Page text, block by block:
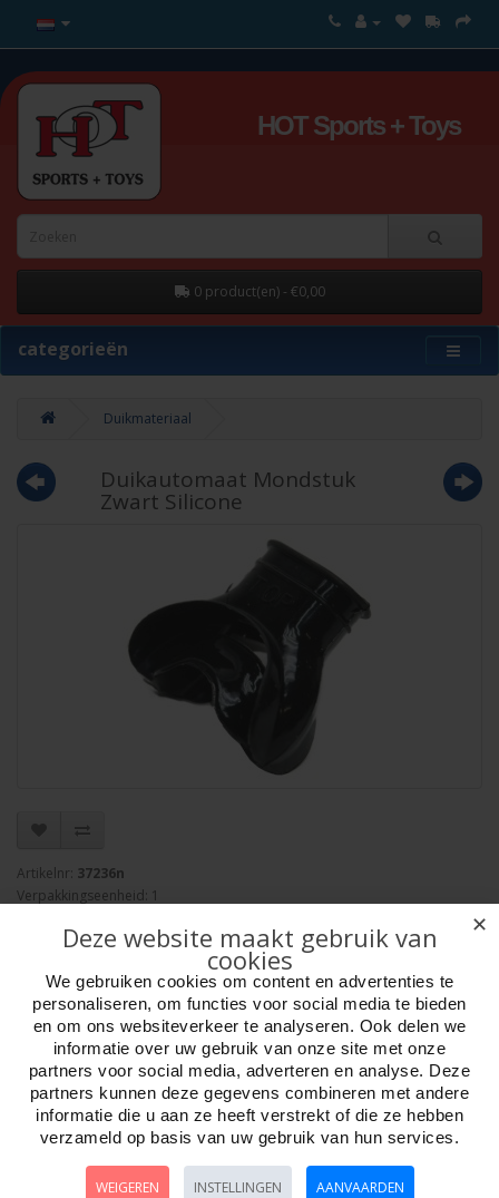
HOT Sports + Toys
0 product(en) - €0,00
categorieën
Duikmateriaal
Duikautomaat Mondstuk
Zwart Silicone
Artikelnr: 37236n
Verpakkingseenheid: 1
Seac-Sub
Aantal
Bestellen
✕
Deze website maakt gebruik van
cookies
We gebruiken cookies om content en advertenties te
personaliseren, om functies voor social media te bieden
en om ons websiteverkeer te analyseren. Ook delen we
informatie over uw gebruik van onze site met onze
partners voor social media, adverteren en analyse. Deze
partners kunnen deze gegevens combineren met andere
informatie die u aan ze heeft verstrekt of die ze hebben
verzameld op basis van uw gebruik van hun services.
WEIGEREN INSTELLINGEN AANVAARDEN